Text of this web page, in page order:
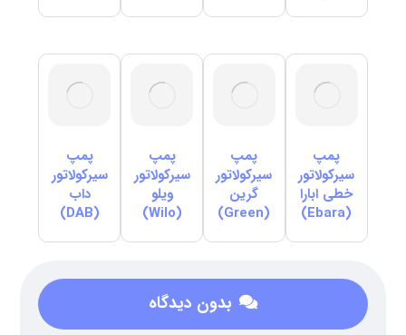
پمپ
سیرکولاتور
خطی ابارا
(Ebara)
پمپ
سیرکولاتور
گرین
(Green)
پمپ
سیرکولاتور
ویلو
(Wilo)
پمپ
سیرکولاتور
داب
(DAB)
بدون دیدگاه